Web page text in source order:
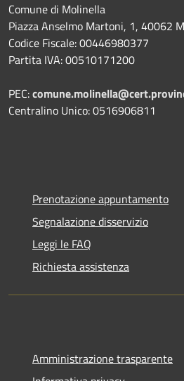
Comune di Molinella
Piazza Anselmo Martoni, 1, 40062
Codice Fiscale: 00446980377
Partita IVA: 00510171200
PEC:
Centralino Unico: 0516906811
Prenotazione appuntamento
Segnalazione disservizio
Leggi le FAQ
Richiesta assistenza
Amministrazione trasparente